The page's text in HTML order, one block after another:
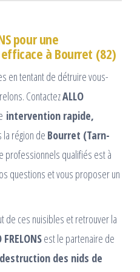
pour une
à Bourret (82)
en tentant de détruire vous-
ContactezALLO
intervention rapide,
la région de Bourret (Tarn-
professionnels qualifiés est à
questions et vous proposer un
de ces nuisibles et retrouver la
FRELONSest le partenaire de
destruction des nids de